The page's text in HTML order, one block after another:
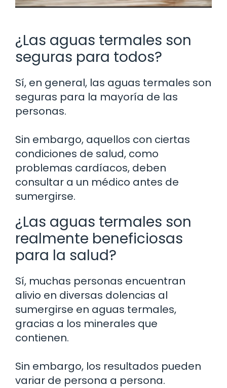
¿Las aguas termales son
seguras para todos?
Sí, en general, las aguas termales son
seguras para la mayoría de las
personas.
Sin embargo, aquellos con ciertas
condiciones de salud, como
problemas cardíacos, deben
consultar a un médico antes de
sumergirse.
¿Las aguas termales son
realmente beneficiosas
para la salud?
Sí, muchas personas encuentran
alivio en diversas dolencias al
sumergirse en aguas termales,
gracias a los minerales que
contienen.
Sin embargo, los resultados pueden
variar de persona a persona.